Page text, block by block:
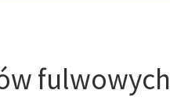
fulwowych